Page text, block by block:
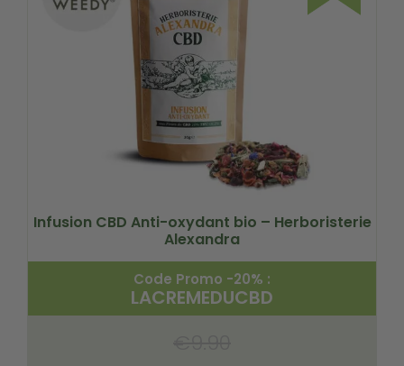
Infusion CBD Anti-oxydant bio – Herboristerie
Alexandra
Code Promo -20% :
LACREMEDUCBD